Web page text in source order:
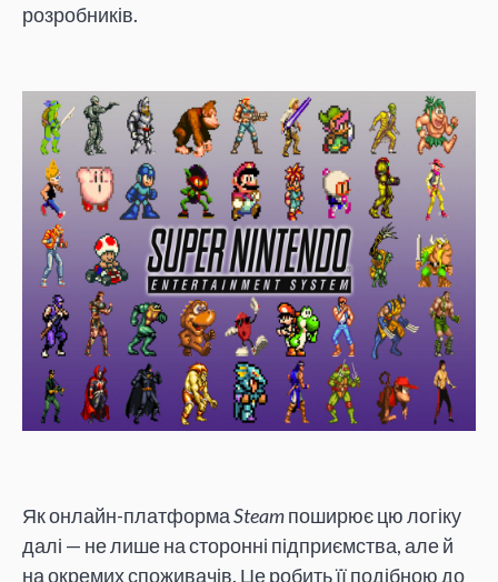
розробників.
Як онлайн-платформаSteamпоширює цю логіку
далі — не лише на сторонні підприємства, але й
на окремих споживачів. Це робить її подібною до